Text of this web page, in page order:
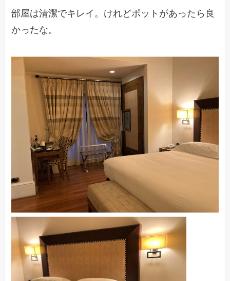
部屋は清潔でキレイ。けれどポットがあったら良
かったな。